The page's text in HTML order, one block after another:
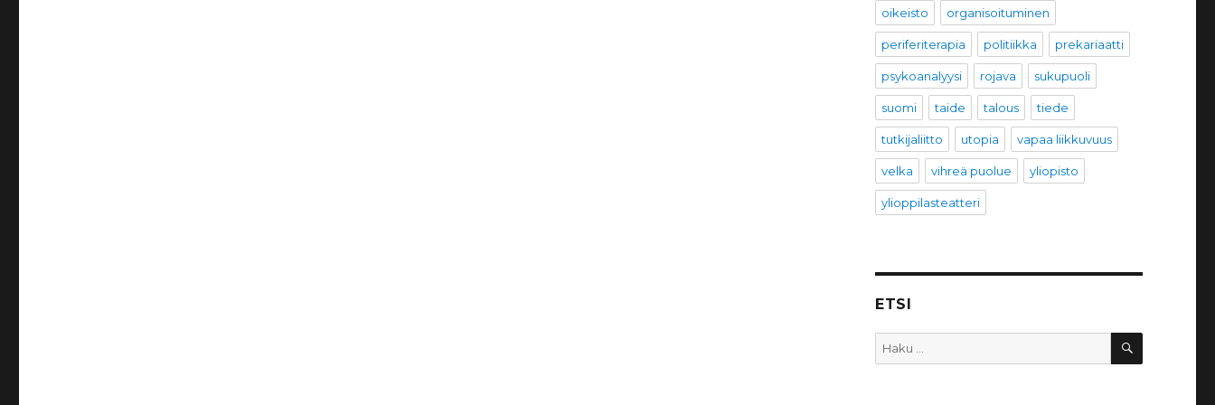
oikeisto organisoituminen
periferiterapia politiikka prekariaatti
psykoanalyysi rojava sukupuoli
suomi taide talous tiede
tutkijaliitto utopia vapaa liikkuvuus
velka vihreä puolue yliopisto
ylioppilasteatteri
ETSI
Etsi: HAKU